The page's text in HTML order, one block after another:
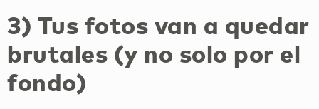
3) Tus fotos van a quedar
brutales (y no solo por el
fondo)